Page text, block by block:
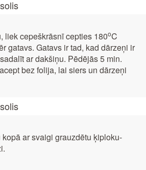
liek cepeškrāsnī cepties 180oC
gatavs. Gatavs ir tad, kad dārzeņi ir
ar dakšiņu. Pēdējās 5 min.
bez folija, lai siers un dārzeņi
ar svaigi grauzdētu ķiploku-